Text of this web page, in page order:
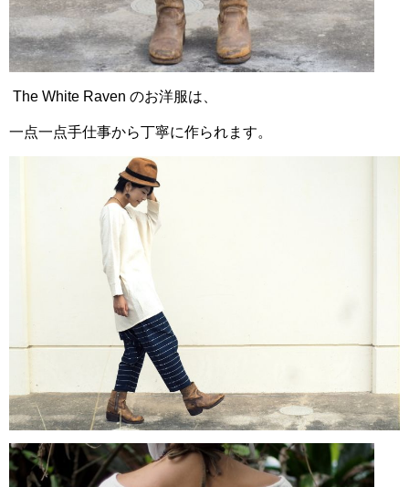
The White Raven のお洋服は、
一点一点手仕事から丁寧に作られます。